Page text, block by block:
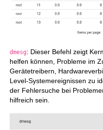
dmesg: Dieser Befehl zeigt
helfen können, Probleme im
Gerätetreibern,
Level-Systemereignissen zu
der Fehlersuche bei
hilfreich sein.